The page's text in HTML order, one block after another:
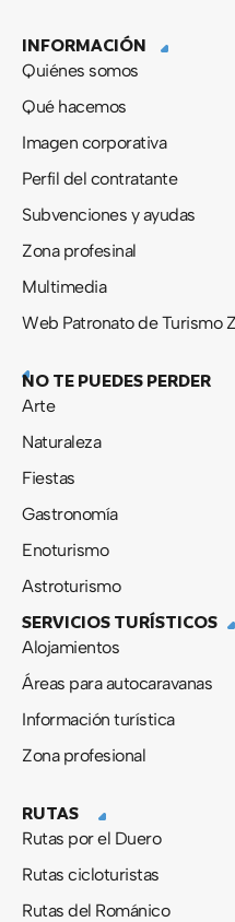
o
o
-
t
t
r
b
INFORMACIÓN
Quiénes somos
Qué hacemos
Imagen corporativa
Perfil del contratante
Subvenciones y ayudas
Zona profesinal
Multimedia
Web Patronato de Turismo
NO TE PUEDES PERDER
Arte
Naturaleza
Fiestas
Gastronomía
Enoturismo
Astroturismo
SERVICIOS TURÍSTICOS
Alojamientos
Áreas para autocaravanas
Información turística
Zona profesional
RUTAS
Rutas por el Duero
Rutas cicloturistas
Rutas del Románico